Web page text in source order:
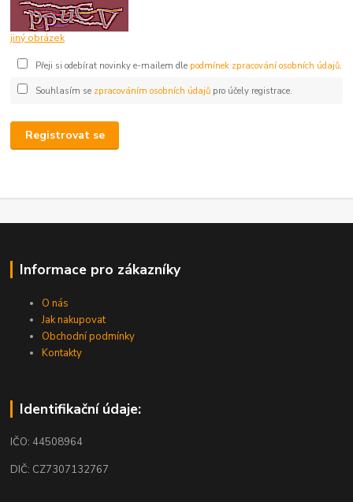
jiný obrázek
Přeji si odebírat novinky e-mailem dle podmínek zpracování osobních údajů.
Souhlasím se zpracováním osobních údajůpro účely registrace.
Registrovat se
Informace pro zákazníky
O nás
Jak nakupovat
Obchodní podmínky
Kontakty
Identifikační údaje:
IČO: 44508964
DIČ: CZ7307132767